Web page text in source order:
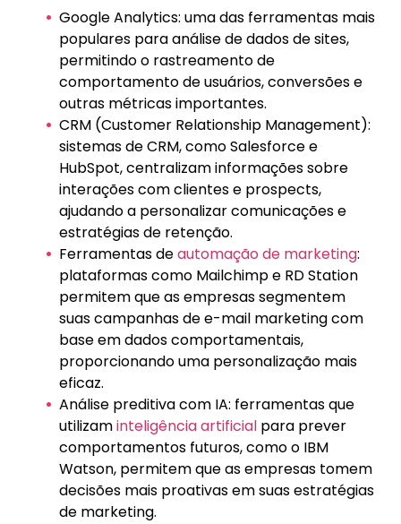
Google Analytics: uma das ferramentas mais
populares para análise de dados de sites,
permitindo o rastreamento de
comportamento de usuários, conversões e
outras métricas importantes.
CRM (Customer Relationship Management):
sistemas de CRM, como Salesforce e
HubSpot, centralizam informações sobre
interações com clientes e prospects,
ajudando a personalizar comunicações e
estratégias de retenção.
Ferramentas deautomação de marketing:
plataformas como Mailchimp e RD Station
permitem que as empresas segmentem
suas campanhas de e-mail marketing com
base em dados comportamentais,
proporcionando uma personalização mais
eficaz.
Análise preditiva com IA: ferramentas que
utilizaminteligência artificial para prever
comportamentos futuros, como o IBM
Watson, permitem que as empresas tomem
decisões mais proativas em suas estratégias
de marketing.